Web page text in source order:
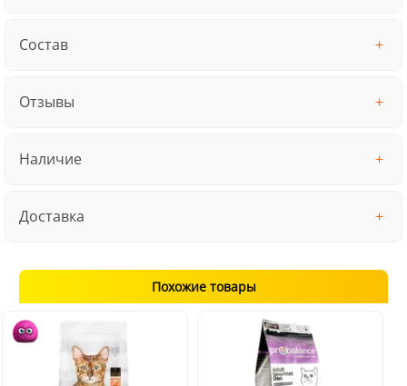
Состав
Отзывы
Наличие
Доставка
Похожие товары